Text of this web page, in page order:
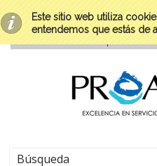
Este sitio web utiliza
entendemos que estás de